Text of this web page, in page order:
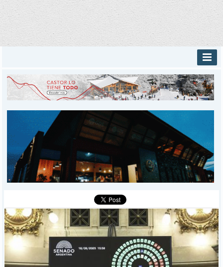
INICIO
PROVINCIALES
DEPORTES
POLICIALES
I-DIARIO
BÚSQUEDA